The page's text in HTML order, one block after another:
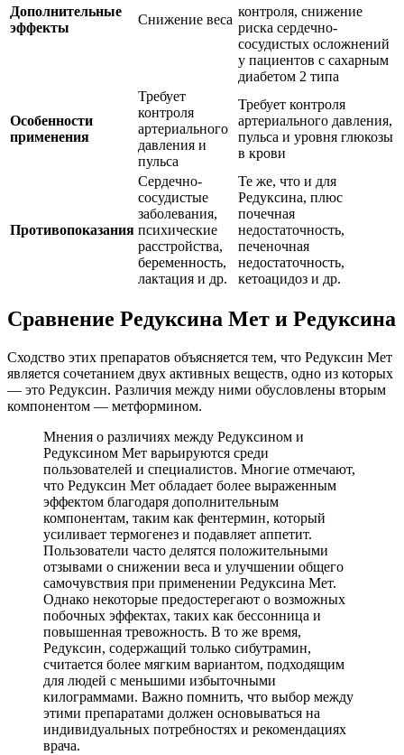
Дополнительные
эффекты
Снижение веса
контроля, снижение
риска сердечно-
сосудистых осложнений
у пациентов с сахарным
диабетом 2 типа
Особенности
применения
Требует
контроля
артериального
давления и
пульса
Требует контроля
артериального давления,
пульса и уровня глюкозы
в крови
Противопоказания
Сердечно-
сосудистые
заболевания,
психические
расстройства,
беременность,
лактация и др.
Те же, что и для
Редуксина, плюс
почечная
недостаточность,
печеночная
недостаточность,
кетоацидоз и др.
Сравнение Редуксина Мет и Редуксина
Сходство этих препаратов объясняется тем, что Редуксин Мет
является сочетанием двух активных веществ, одно из которых
— это Редуксин. Различия между ними обусловлены вторым
компонентом — метформином.
Мнения о различиях между Редуксином и
Редуксином Мет варьируются среди
пользователей и специалистов. Многие отмечают,
что Редуксин Мет обладает более выраженным
эффектом благодаря дополнительным
компонентам, таким как фентермин, который
усиливает термогенез и подавляет аппетит.
Пользователи часто делятся положительными
отзывами о снижении веса и улучшении общего
самочувствия при применении Редуксина Мет.
Однако некоторые предостерегают о возможных
побочных эффектах, таких как бессонница и
повышенная тревожность. В то же время,
Редуксин, содержащий только сибутрамин,
считается более мягким вариантом, подходящим
для людей с меньшими избыточными
килограммами. Важно помнить, что выбор между
этими препаратами должен основываться на
индивидуальных потребностях и рекомендациях
врача.